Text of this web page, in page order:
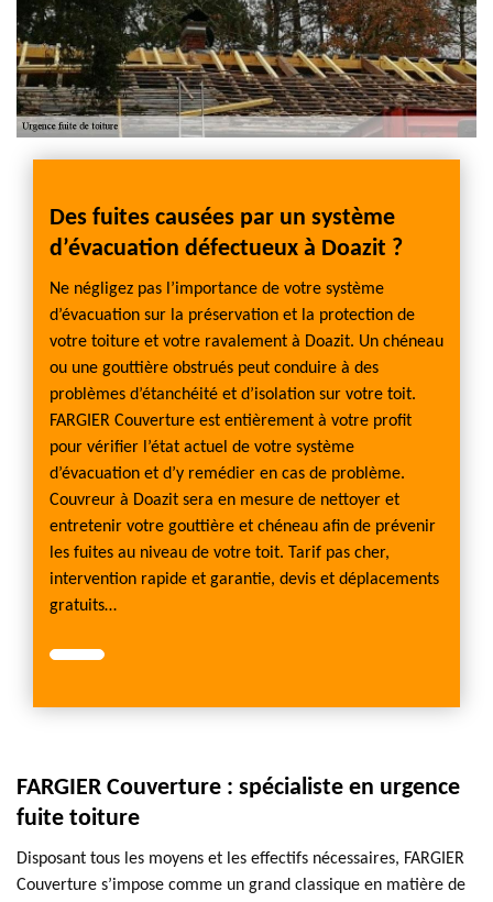
Des fuites causées par un système
d’évacuation défectueux à Doazit ?
Ne négligez pas l’importance de votre système
d’évacuation sur la préservation et la protection de
votre toiture et votre ravalement à Doazit. Un chéneau
ou une gouttière obstrués peut conduire à des
problèmes d’étanchéité et d’isolation sur votre toit.
FARGIER Couverture est entièrement à votre profit
pour vérifier l’état actuel de votre système
d’évacuation et d’y remédier en cas de problème.
Couvreur à Doazit sera en mesure de nettoyer et
entretenir votre gouttière et chéneau afin de prévenir
les fuites au niveau de votre toit. Tarif pas cher,
intervention rapide et garantie, devis et déplacements
gratuits…
FARGIER Couverture : spécialiste en urgence
fuite toiture
Disposant tous les moyens et les effectifs nécessaires, FARGIER
Couverture s’impose comme un grand classique en matière de